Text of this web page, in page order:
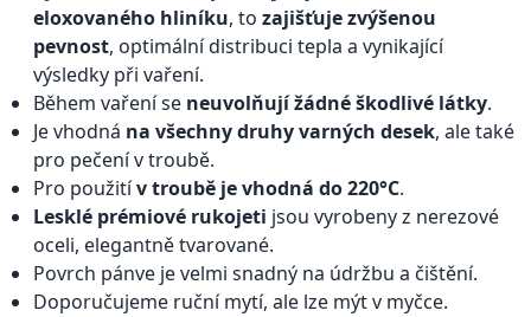
eloxovaného hliníku, to zajišťuje zvýšenou
pevnost, optimální distribuci tepla a vynikající
výsledky při vaření.
Během vaření se neuvolňují žádné škodlivé látky.
Je vhodná na všechny druhy varných desek, ale také
pro pečení v troubě.
Pro použitív troubě je vhodná do 220°C.
Lesklé prémiové rukojeti jsou vyrobeny z nerezové
oceli, elegantně tvarované.
Povrch pánve je velmi snadný na údržbu a čištění.
Doporučujeme ruční mytí, ale lze mýt v myčce.